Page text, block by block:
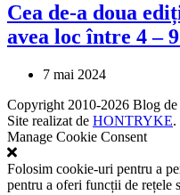
Cea de-a doua
avea loc între 4 –
7 mai 2024
Copyright 2010-2026 Blog de
Site realizat de HONTRYKE.
Manage Cookie Consent
Folosim cookie-uri pentru a
pentru a oferi funcții de rețele